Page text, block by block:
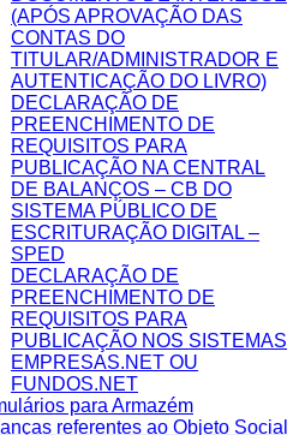
(APÓS APROVAÇÃO DAS
CONTAS DO
TITULAR/ADMINISTRADOR E
AUTENTICAÇÃO DO LIVRO)
DECLARAÇÃO DE
PREENCHIMENTO DE
REQUISITOS PARA
PUBLICAÇÃO NA CENTRAL
DE BALANÇOS – CB DO
SISTEMA PÚBLICO DE
ESCRITURAÇÃO DIGITAL –
SPED
DECLARAÇÃO DE
PREENCHIMENTO DE
REQUISITOS PARA
PUBLICAÇÃO NOS SISTEMAS
EMPRESAS.NET OU
FUNDOS.NET
para Armazém
referentes ao Objeto Social